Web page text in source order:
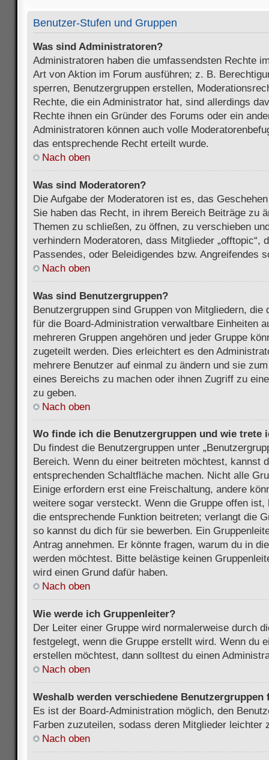
Benutzer-Stufen und Gruppen
Was sind Administratoren?
Administratoren haben die umfassendsten Rechte
Art von Aktion im Forum ausführen; z. B.
sperren, Benutzergruppen erstellen,
Rechte, die ein Administrator hat, sind allerdings
Rechte ihnen ein Gründer des Forums oder ein
Administratoren können auch volle
das entsprechende Recht erteilt wurde.
Nach oben
Was sind Moderatoren?
Die Aufgabe der Moderatoren ist es, das
Sie haben das Recht, in ihrem Bereich Beiträge zu
Themen zu schließen, zu öffnen, zu verschieben
verhindern Moderatoren, dass Mitglieder „offtopic“,
Passendes, oder Beleidigendes bzw. Angreifendes
Nach oben
Was sind Benutzergruppen?
Benutzergruppen sind Gruppen von Mitgliedern, die
für die Board-Administration verwaltbare Einheiten
mehreren Gruppen angehören und jeder Gruppe
zugeteilt werden. Dies erleichtert es den
mehrere Benutzer auf einmal zu ändern und sie
eines Bereichs zu machen oder ihnen Zugriff zu
zu geben.
Nach oben
Wo finde ich die Benutzergruppen und wie trete
Du findest die Benutzergruppen unter
Bereich. Wenn du einer beitreten möchtest, kannst
entsprechenden Schaltfläche machen. Nicht alle
Einige erfordern erst eine Freischaltung, andere
weitere sogar versteckt. Wenn die Gruppe offen
die entsprechende Funktion beitreten; verlangt die
so kannst du dich für sie bewerben. Ein
Antrag annehmen. Er könnte fragen, warum du in
werden möchtest. Bitte belästige keinen
wird einen Grund dafür haben.
Nach oben
Wie werde ich Gruppenleiter?
Der Leiter einer Gruppe wird normalerweise durch
festgelegt, wenn die Gruppe erstellt wird. Wenn du
erstellen möchtest, dann solltest du einen
Nach oben
Weshalb werden verschiedene
Es ist der Board-Administration möglich, den
Farben zuzuteilen, sodass deren Mitglieder leichter
Nach oben